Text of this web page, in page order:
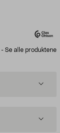
- Se alle produktene